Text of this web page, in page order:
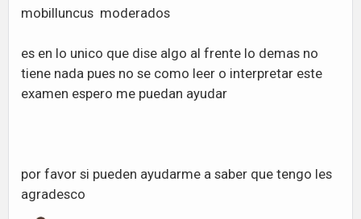
mobilluncus moderados
es en lo unico que dise algo al frente lo demas no
tiene nada pues no se como leer o interpretar este
examen espero me puedan ayudar
por favor si pueden ayudarme a saber que tengo les
agradesco